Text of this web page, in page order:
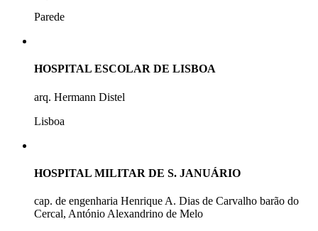
Parede
HOSPITAL ESCOLAR DE LISBOA
arq. Hermann Distel
Lisboa
HOSPITAL MILITAR DE S. JANUÁRIO
cap. de engenharia Henrique A. Dias de Carvalho barão do
Cercal, António Alexandrino de Melo